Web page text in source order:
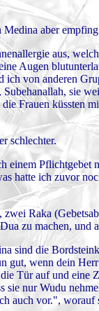
aber
aus,
Augen
von anderen
sie
Frauen küssten
schlechter.
einem
hatte ich zuvor
Raka
zu machen, und
sind die
wenn dein
Tür auf und eine
nur Wudu
auch vor.",